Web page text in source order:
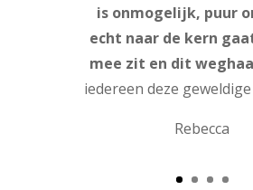
is onmogelijk, puur
echt naar de kern
mee zit en dit
iedereen deze geweldige
Rebecca